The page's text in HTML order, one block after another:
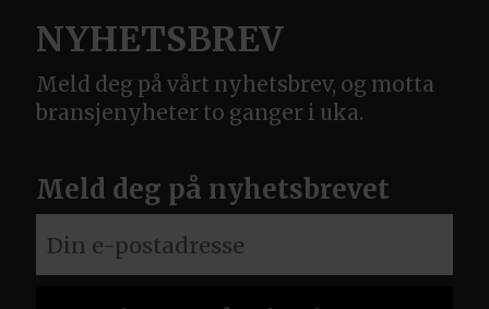
NYHETSBREV
Meld deg på vårt nyhetsbrev, og motta
bransjenyheter to ganger i uka.
Meld deg på nyhetsbrevet